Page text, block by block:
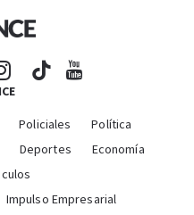
Policiales
Política
Deportes
Economía
Impulso Empresarial